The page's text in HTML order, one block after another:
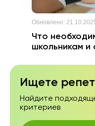
Обновлено:
Что
школьникам и
Ищете
Найдите
критериев